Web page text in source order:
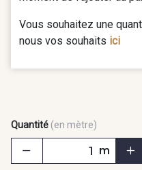
Vous souhaitez une
nous vos souhaits ici
Quantité (en mètre)
m